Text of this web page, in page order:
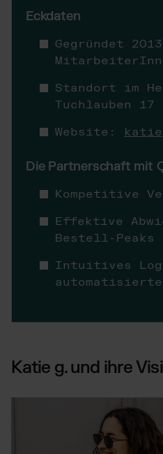
Otto Fulfillment
Shopware Fulfillment
Strato Fulfillment
Siehe alle Integrationen
Eckdaten
Gegründet
Standort im
Tuchlauben 17
Website:
Die Partnerschaft mit
Kompetitive
Effektive
Bestell-Peaks
Intuitives
automatisierte
Katie g. und ihre